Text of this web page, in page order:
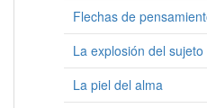
Flechas de
La explosión del sujeto
La piel del alma